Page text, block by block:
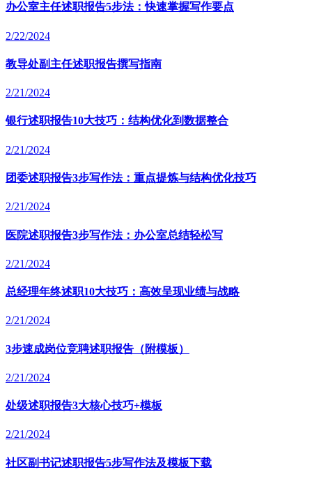
办公室主任述职报告5步法：快速掌握写作要点
2/22/2024
教导处副主任述职报告撰写指南
2/21/2024
银行述职报告10大技巧：结构优化到数据整合
2/21/2024
团委述职报告3步写作法：重点提炼与结构优化技巧
2/21/2024
医院述职报告3步写作法：办公室总结轻松写
2/21/2024
总经理年终述职10大技巧：高效呈现业绩与战略
2/21/2024
3步速成岗位竞聘述职报告（附模板）
2/21/2024
处级述职报告3大核心技巧+模板
2/21/2024
社区副书记述职报告5步写作法及模板下载